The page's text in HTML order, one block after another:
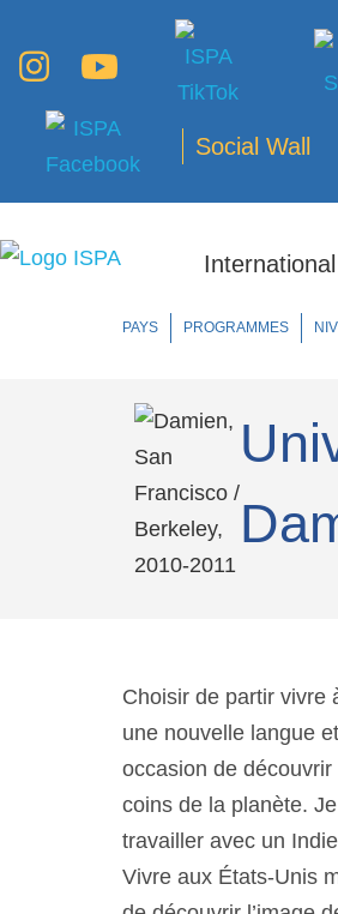
Social Wall
PAYS PROGRAMMES
Choisir de partir vivre
une nouvelle langue
occasion de
coins de la planète.
travailler avec un
Vivre aux États-Unis